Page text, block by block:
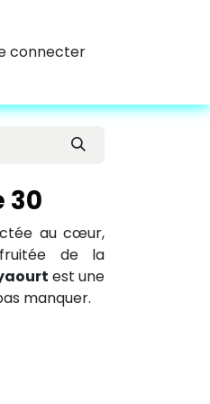
connecter
30
au cœur,
de la
est une
manquer.